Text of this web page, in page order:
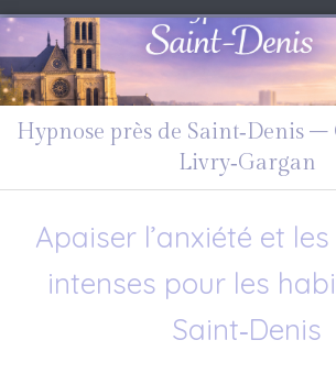
Hypnose près de Saint‑Denis
Livry‑Gargan
Apaiser l’anxiété et
intenses pour les
Saint‑Denis